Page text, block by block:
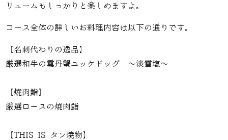
リュームもしっかりと楽しめますよ。
コース全体の詳しいお料理内容は以下の通りです。
【名刺代わりの逸品】
厳選和牛の雲丹蟹ユッケドッグ 〜淡雪塩〜
【焼肉鮨】
厳選ロースの焼肉鮨
【THIS IS タン焼物】